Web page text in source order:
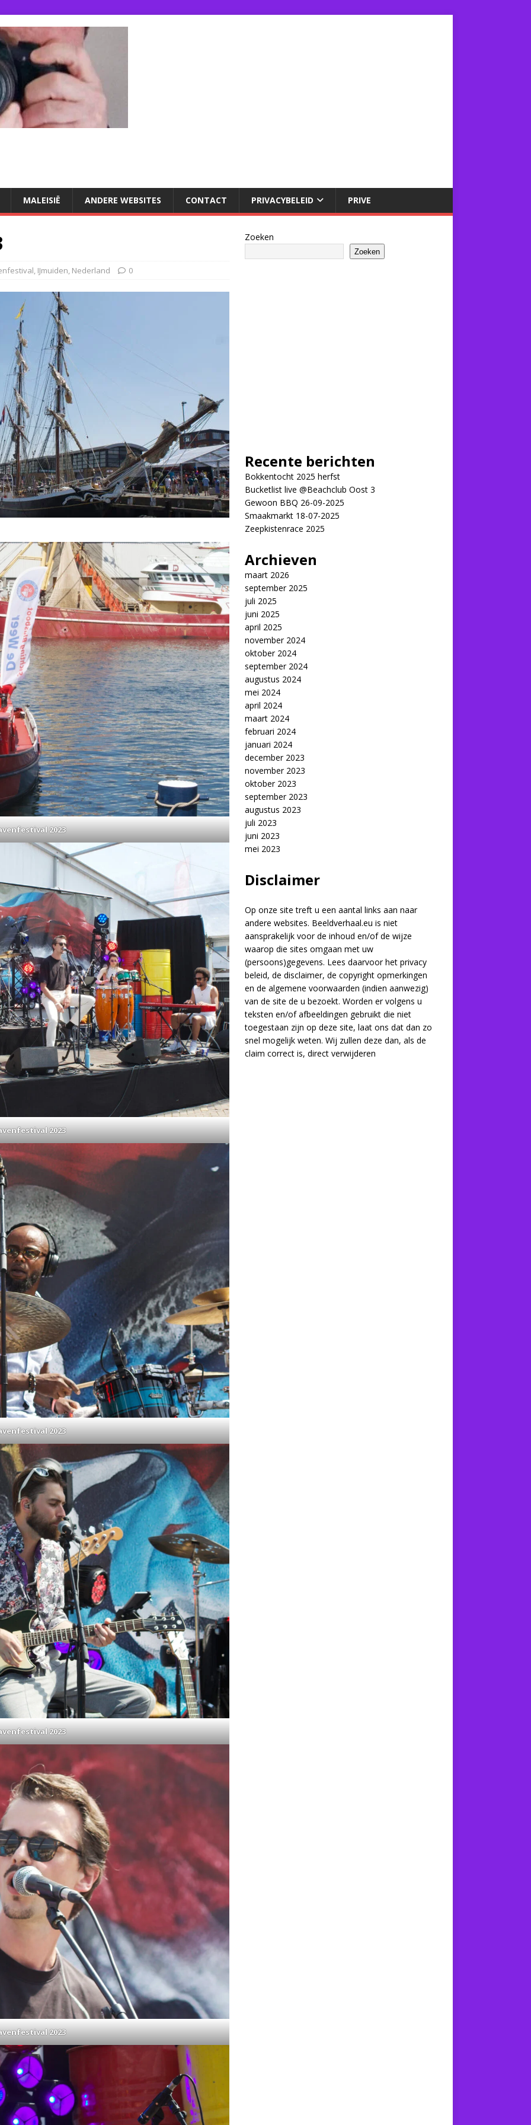
MALEISIË ANDERE WEBSITES CONTACT PRIVACYBELEID PRIVE
, IJmuiden, Nederland 0
2023
2023
2023
2023
2023
Zoeken
Zoeken
Recente berichten
Bokkentocht 2025 herfst
Bucketlist live @Beachclub Oost 3
Gewoon BBQ 26-09-2025
Smaakmarkt 18-07-2025
Zeepkistenrace 2025
Archieven
maart 2026
september 2025
juli 2025
juni 2025
april 2025
november 2024
oktober 2024
september 2024
augustus 2024
mei 2024
april 2024
maart 2024
februari 2024
januari 2024
december 2023
november 2023
oktober 2023
september 2023
augustus 2023
juli 2023
juni 2023
mei 2023
Disclaimer
Op onze site treft u een aantal links aan naar
andere websites. Beeldverhaal.eu is niet
aansprakelijk voor de inhoud en/of de wijze
waarop die sites omgaan met uw
(persoons)gegevens. Lees daarvoor het privacy
beleid, de disclaimer, de copyright opmerkingen
en de algemene voorwaarden (indien aanwezig)
van de site de u bezoekt. Worden er volgens u
teksten en/of afbeeldingen gebruikt die niet
toegestaan zijn op deze site, laat ons dat dan zo
snel mogelijk weten. Wij zullen deze dan, als de
claim correct is, direct verwijderen